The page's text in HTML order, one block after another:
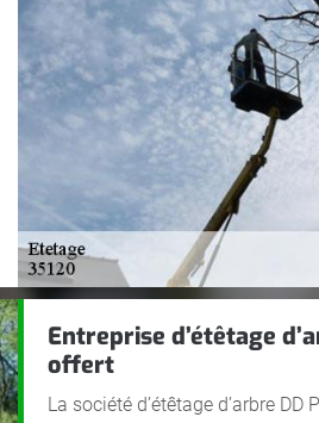
Entreprise d’étêtage
offert
La société d’étêtage d’arbre